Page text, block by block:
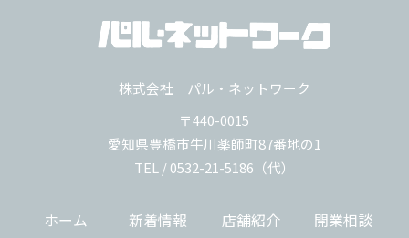
株式会社 パル・ネットワーク
〒440-0015
愛知県豊橋市牛川薬師町87番地の1
TEL / 0532-21-5186（代）
ホーム 新着情報 店舗紹介
開業相談